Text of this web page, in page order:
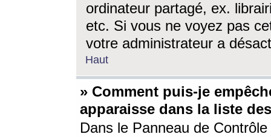
ordinateur partagé, ex.
etc. Si vous ne voyez pas
votre administrateur a
Haut
» Comment puis-je
apparaisse dans la liste
Dans le Panneau de